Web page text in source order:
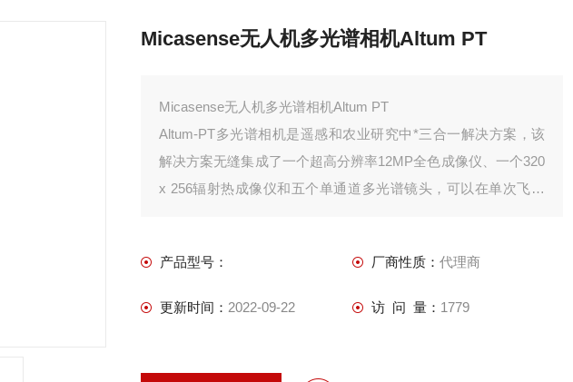
Micasense无人机多光谱相机Altum PT
Micasense无人机多光谱相机Altum PT
Altum-PT多光谱相机是遥感和农业研究中*三合一解决方案，该
解决方案无缝集成了一个超高分辨率12MP全色成像仪、一个320
x 256辐射热成像仪和五个单通道多光谱镜头，可以在单次飞行
产品型号：
厂商性质： 代理商
更新时间： 2022-09-22 访 问 量： 1779